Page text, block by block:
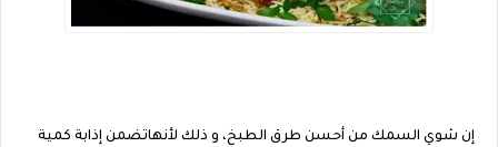
إن شوي السمك من أحسن طرق الطبخ، و ذلك لأنهاتضمن إذابة كمية